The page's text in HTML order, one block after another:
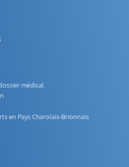
médical
en Pays Charolais-Brionnais